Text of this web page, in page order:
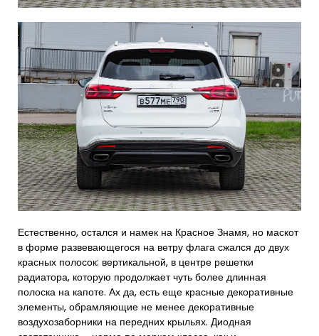
Естественно, остался и намек на Красное Знамя, но маскот
в форме развевающегося на ветру флага сжался до двух
красных полосок: вертикальной, в центре решетки
радиатора, которую продолжает чуть более длинная
полоска на капоте. Ах да, есть еще красные декоративные
элементы, обрамляющие не менее декоративные
воздухозаборники на передних крыльях. Диодная